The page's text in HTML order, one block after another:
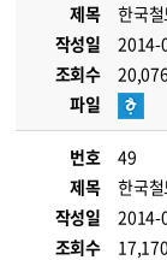
제목
한국
작성일
2014-
조회수
파일
번호
49
제목
한국
작성일
2014-
조회수
17,170